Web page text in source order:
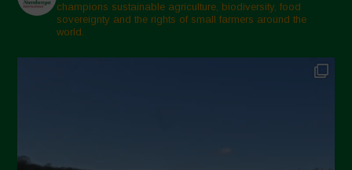
champions sustainable agriculture, biodiversity, food
sovereignty and the rights of small farmers around the
world.